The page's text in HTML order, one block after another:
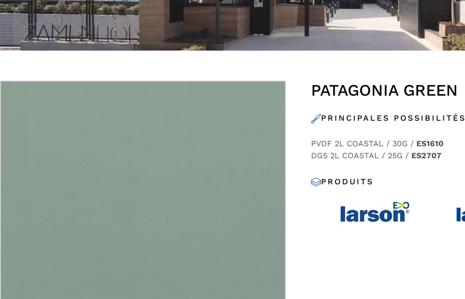
PATAGONIA GREEN
PRINCIPALES POSSIBILITÉS
PVDF 2L COASTAL / 30G / ES1610
DG5 2L COASTAL / 25G / ES2707
PRODUITS